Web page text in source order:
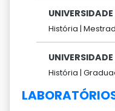
UNIVERSIDADE
História |
UNIVERSIDADE
História |